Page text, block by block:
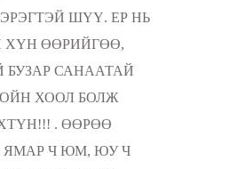
ШҮҮ. ЕР НЬ
ХҮН ӨӨРИЙГӨӨ,
САНААТАЙ
ХООЛ БОЛЖ
. ӨӨРӨӨ
ЯМАР Ч ЮМ, ЮУ Ч